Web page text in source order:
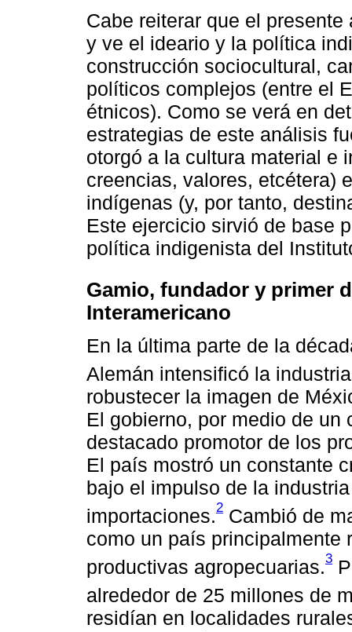
Cabe reiterar que el
y ve el ideario y la política
construcción sociocultural,
políticos complejos (entre el
étnicos). Como se verá en
estrategias de este análisis
otorgó a la cultura material e
creencias, valores, etcétera)
indígenas (y, por tanto,
Este ejercicio sirvió de base
política indigenista del
Gamio, fundador y primer
Interamericano
En la última parte de la
Alemán intensificó la
robustecer la imagen de
El gobierno, por medio de
destacado promotor de los
El país mostró un constante
bajo el impulso de la
importaciones.2 Cambió de
como un país principalmente
productivas agropecuarias.3
alrededor de 25 millones de
residían en localidades